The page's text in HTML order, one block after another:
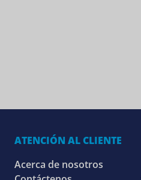
ATENCIÓN AL CLIENTE
Acerca de nosotros